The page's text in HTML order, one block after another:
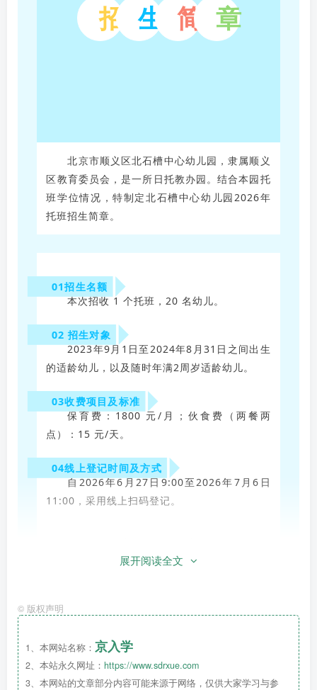
招 生 简 章
北京市顺义区北石槽中心幼儿园，隶属顺义
区教育委员会，是一所日托教办园。结合本园托
班学位情况，特制定北石槽中心幼儿园2026年
托班招生简章。
01招生名额
本次招收 1 个托班，20 名幼儿。
02 招生对象
2023年9月1日至2024年8月31日之间出生
的适龄幼儿，以及随时年满2周岁适龄幼儿。
03收费项目及标准
保育费：1800 元/月；伙食费（两餐两
点）：15 元/天。
04线上登记时间及方式
自2026年6月27日9:00至2026年7月6日
11:00，采用线上扫码登记。
展开阅读全文
© 版权声明
1、本网站名称： 京入学
2、本站永久网址： https://www.sdrxue.com
3、本网站的文章部分内容可能来源于网络，仅供大家学习与参